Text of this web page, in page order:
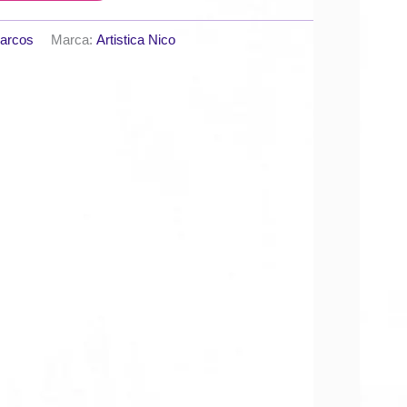
Marca: Artistica Nico